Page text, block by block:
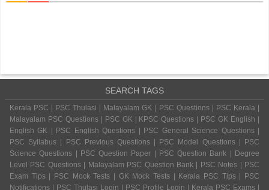
SEARCH TAGS
Kerala PSC | PSC Thulasi | Malayalam GK | PSC Questions | PSC Kerala |
Malayalam PSC Questions | PSC GK | KPSC Questions | PSC GK English |
English GK | PSC English Questions | PSC General Science Questions |
PSC Syllabus | PSC Previous Questions | PSC Model Questions | PSC
Science Questions | PSC Question Paper | PSC Question Bank | Degree
Level PSC Questions | Malayalam PSC Question Bank | PSC Notes | PSC
Exam Tips | PSC Mock Tests | GK Mock Tests | Kerala PSC Tips | PSC
Notifications | PSC Thulasi Login | PSC Profile Login | Kerala PSC Exams |